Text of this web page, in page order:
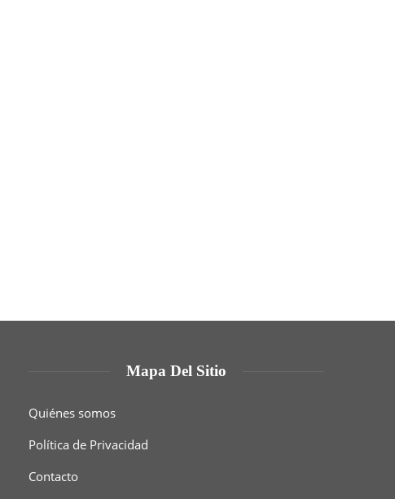
Mapa Del Sitio
Quiénes somos
Política de Privacidad
Contacto